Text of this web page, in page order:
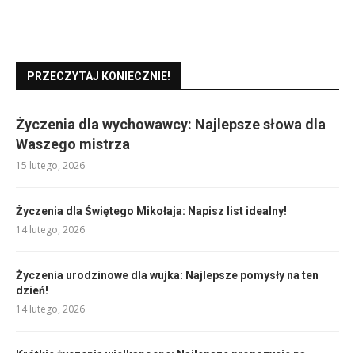
PRZECZYTAJ KONIECZNIE!
Życzenia dla wychowawcy: Najlepsze słowa dla
Waszego mistrza
15 lutego, 2026
Życzenia dla Świętego Mikołaja: Napisz list idealny!
14 lutego, 2026
Życzenia urodzinowe dla wujka: Najlepsze pomysły na ten
dzień!
14 lutego, 2026